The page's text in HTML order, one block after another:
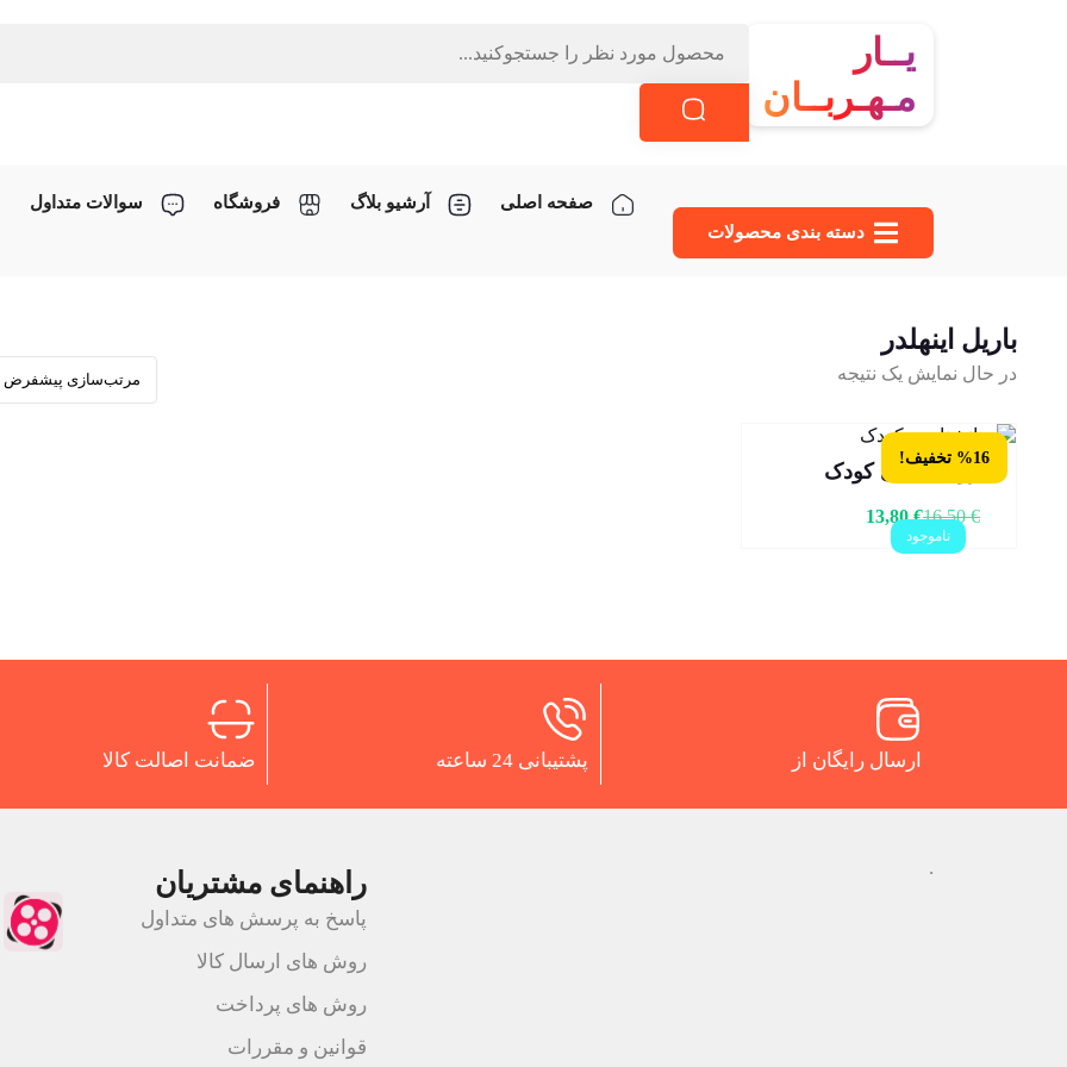
یــار
مـهـربــان
دسته‌ بندی محصولات
صفحه اصلی آرشیو بلاگ فروشگاه سوالات متداول
باریل اینهلدر
در حال نمایش یک نتیجه
%16 تخفیف!
ناموجود
روانشناسی کودک
16,50€
13,80€
ارسال رایگان از پشتیبانی 24 ساعته ضمانت اصالت کالا
. راهنمای مشتریان
پاسخ به پرسش های متداول
روش های ارسال کالا
روش های پرداخت
قوانین و مقررات